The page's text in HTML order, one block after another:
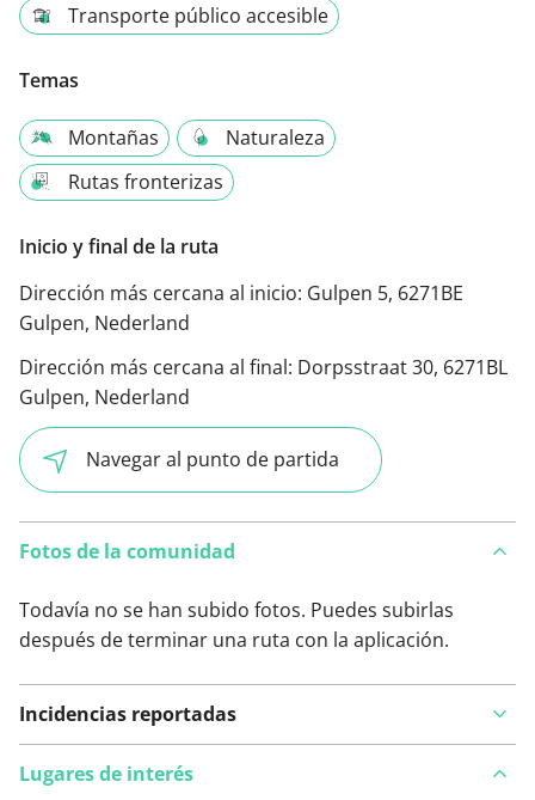
Transporte público accesible
Temas
Montañas
Naturaleza
Rutas fronterizas
Inicio y final de la ruta
Dirección más cercana al inicio: Gulpen 5, 6271BE
Gulpen, Nederland
Dirección más cercana al final: Dorpsstraat 30, 6271BL
Gulpen, Nederland
Navegar al punto de partida
Fotos de la comunidad
Todavía no se han subido fotos. Puedes subirlas
después de terminar una ruta con la aplicación.
Incidencias reportadas
Lugares de interés